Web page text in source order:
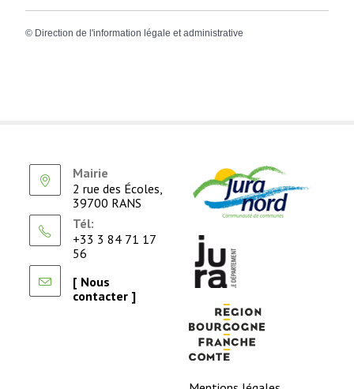
© Direction de l'information légale et administrative
Mairie
2 rue des Écoles,
39700 RANS
Tél:
+33 3 84 71 17
56
[ Nous
contacter ]